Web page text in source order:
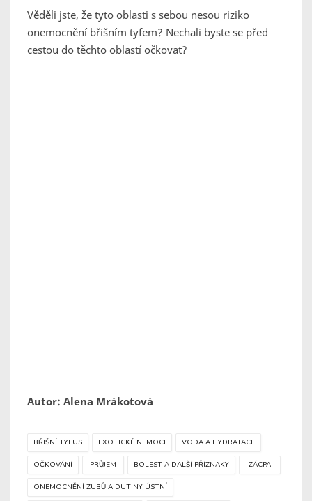
Věděli jste, že tyto oblasti s sebou nesou riziko
onemocnění břišním tyfem? Nechali byste se před
cestou do těchto oblastí očkovat?
Autor: Alena Mrákotová
BŘIŠNÍ TYFUS EXOTICKÉ NEMOCI VODA A HYDRATACE
OČKOVÁNÍ PRŮJEM BOLEST A DALŠÍ PŘÍZNAKY ZÁCPA
ONEMOCNĚNÍ ZUBŮ A DUTINY ÚSTNÍ